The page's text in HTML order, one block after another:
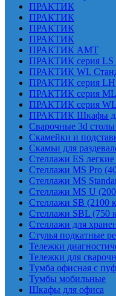
ПРАКТИК
ПРАКТИК
ПРАКТИК
ПРАКТИК
ПРАКТИК AMT
ПРАКТИК cерия LS
ПРАКТИК WL
ПРАКТИК серия LH
ПРАКТИК серия ML
ПРАКТИК серия
ПРАКТИК Шкафы
Сварочные 3d столы
Скамейки и
Скамьи для
Стеллажи ES
Стеллажи MS Pro
Стеллажи MS
Стеллажи MS U
Стеллажи SB (2100
Стеллажи SBL (750
Стеллажи для
Стулья подкатные
Тележки
Тележки для
Тумба офисная с
Тумбы мобильные
Шкафы для офиса